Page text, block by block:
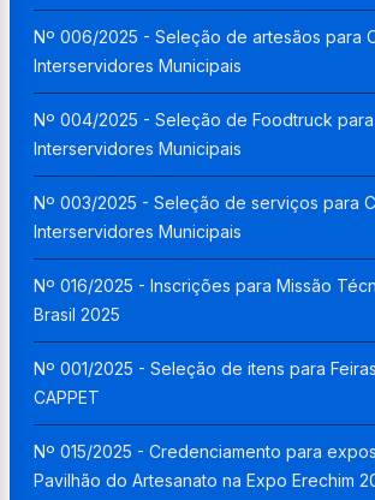
Nº 006/2025 - Seleção de artesãos para
Interservidores Municipais
Nº 004/2025 - Seleção de Foodtruck
Interservidores Municipais
Nº 003/2025 - Seleção de serviços para
Interservidores Municipais
Nº 016/2025 - Inscrições para Missão
Brasil 2025
Nº 001/2025 - Seleção de itens para
CAPPET
Nº 015/2025 - Credenciamento para
Pavilhão do Artesanato na Expo Erechim